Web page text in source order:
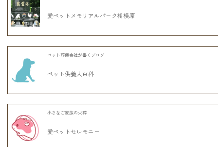
愛ペットメモリアルパーク相模原
ペット葬儀会社が書くブログ
ペット供養大百科
小さなご家族の火葬
愛ペットセレモニー